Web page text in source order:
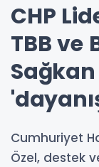
CHP
TBB ve
Cumhuriyet
Özel, destek